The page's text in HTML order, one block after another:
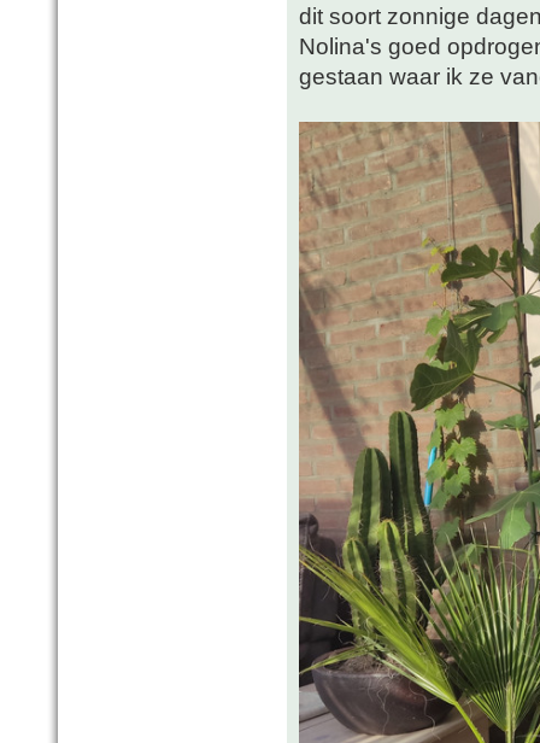
dit soort zonnige
Nolina's goed
gestaan waar ik ze